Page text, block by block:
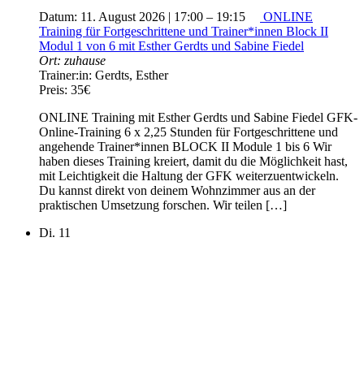
Datum: 11. August 2026 | 17:00 – 19:15
ONLINE
Training für Fortgeschrittene und Trainer*innen Block II
Modul 1 von 6 mit Esther Gerdts und Sabine Fiedel
Ort: zuhause
Trainer:in: Gerdts, Esther
Preis: 35€
ONLINE Training mit Esther Gerdts und Sabine Fiedel GFK-
Online-Training 6 x 2,25 Stunden für Fortgeschrittene und
angehende Trainer*innen BLOCK II Module 1 bis 6 Wir
haben dieses Training kreiert, damit du die Möglichkeit hast,
mit Leichtigkeit die Haltung der GFK weiterzuentwickeln.
Du kannst direkt von deinem Wohnzimmer aus an der
praktischen Umsetzung forschen. Wir teilen […]
Di. 11